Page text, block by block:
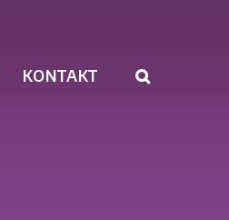
KONTAKT